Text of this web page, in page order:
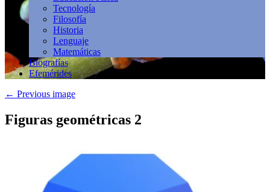
Tecnología
Filosofía
Historia
Lenguaje
Matemáticas
Biografías
Efemérides
← Previous image
Figuras geométricas 2